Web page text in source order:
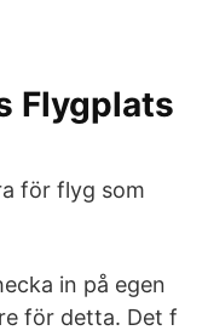
Flygplats
för flyg som
in på egen
för detta. Det f